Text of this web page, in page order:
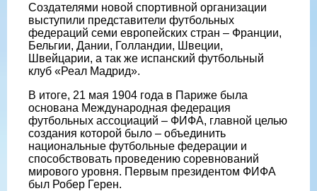
Создателями новой спортивной организации
выступили представители футбольных
федераций семи европейских стран – Франции,
Бельгии, Дании, Голландии, Швеции,
Швейцарии, а так же испанский футбольный
клуб «Реал Мадрид».
В итоге, 21 мая 1904 года в Париже была
основана Международная федерация
футбольных ассоциаций – ФИФА, главной целью
создания которой было – объединить
национальные футбольные федерации и
способствовать проведению соревнований
мирового уровня. Первым президентом ФИФА
был Робер Герен.